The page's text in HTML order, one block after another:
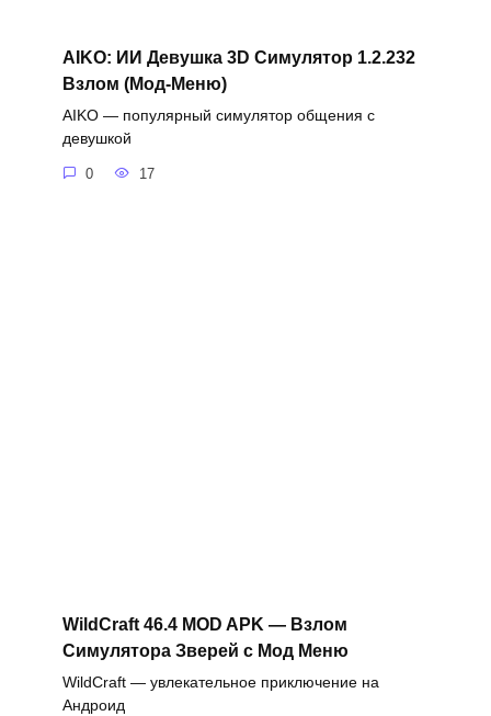
AIKO: ИИ Девушка 3D Симулятор 1.2.232
Взлом (Мод-Меню)
AIKO — популярный симулятор общения с
девушкой
0 17
WildCraft 46.4 MOD APK — Взлом
Симулятора Зверей с Мод Меню
WildCraft — увлекательное приключение на
Андроид